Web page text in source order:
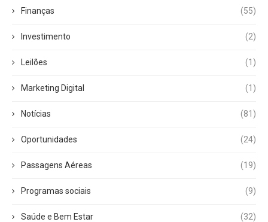
Finanças (55)
Investimento (2)
Leilões (1)
Marketing Digital (1)
Notícias (81)
Oportunidades (24)
Passagens Aéreas (19)
Programas sociais (9)
Saúde e Bem Estar (32)